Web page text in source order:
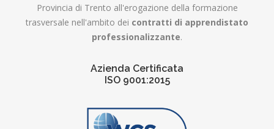
Provincia di Trento all'erogazione della formazione
trasversale nell'ambito dei contratti di apprendistato
professionalizzante.
Azienda Certificata
ISO 9001:2015